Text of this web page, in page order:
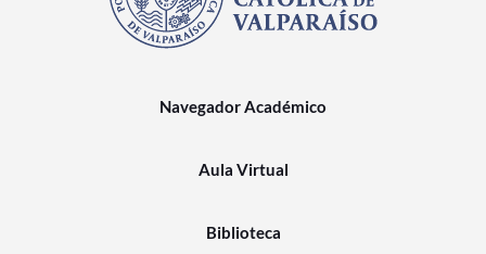
Navegador Académico
Aula Virtual
Biblioteca